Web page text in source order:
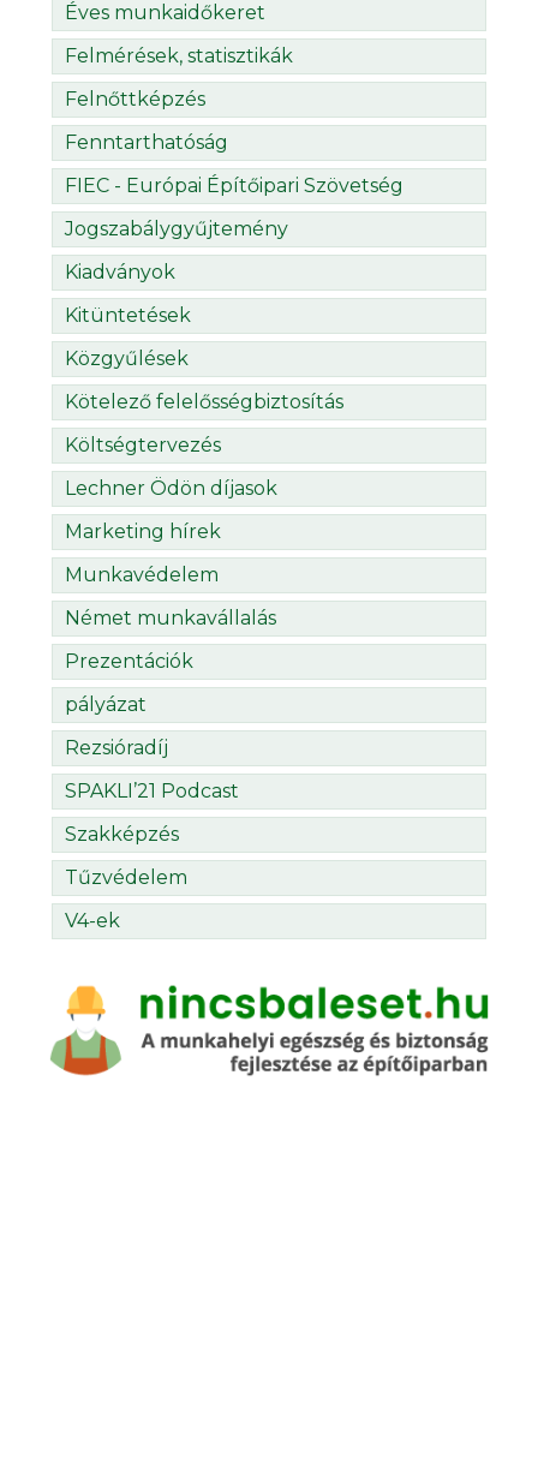
Éves munkaidőkeret
Felmérések, statisztikák
Felnőttképzés
Fenntarthatóság
FIEC - Európai Építőipari Szövetség
Jogszabálygyűjtemény
Kiadványok
Kitüntetések
Közgyűlések
Kötelező felelősségbiztosítás
Költségtervezés
Lechner Ödön díjasok
Marketing hírek
Munkavédelem
Német munkavállalás
Prezentációk
pályázat
Rezsióradíj
SPAKLI’21 Podcast
Szakképzés
Tűzvédelem
V4-ek